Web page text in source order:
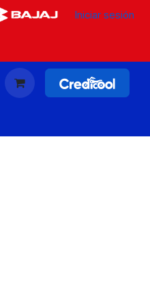
Iniciar sesión